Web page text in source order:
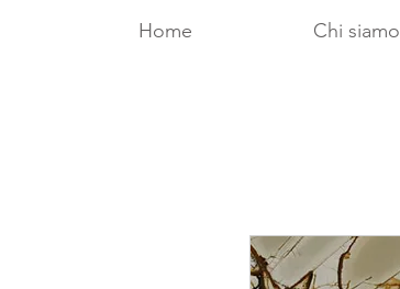
Home Chi siamo